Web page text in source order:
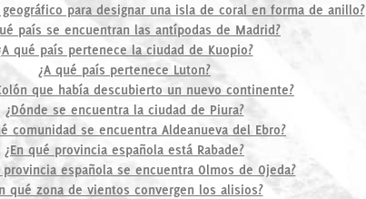
para designar una isla de coral en forma de anillo?
país se encuentran las antípodas de Madrid?
qué país pertenece la ciudad de Kuopio?
¿A qué país pertenece Luton?
que había descubierto un nuevo continente?
¿Dónde se encuentra la ciudad de Piura?
comunidad se encuentra Aldeanueva del Ebro?
¿En qué provincia española está Rabade?
provincia española se encuentra Olmos de Ojeda?
qué zona de vientos convergen los alisios?